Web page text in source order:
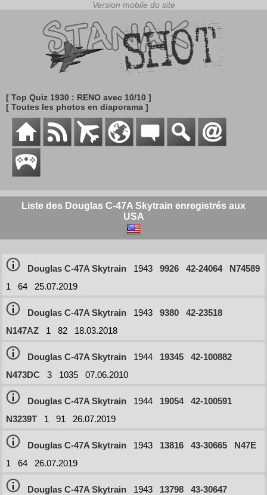
[ Top Quiz 1930 : RENO avec 10/10 ]
[ Toutes les photos en diaporama ]
Liste des Douglas C-47A Skytrain enregistrés aux
USA
Douglas C-47A Skytrain 1943 9926 42-24064
N74589
1
64 25.07.2019
Douglas C-47A Skytrain 1943 9380
42-23518
N147AZ
1 82 18.03.2018
Douglas C-47A Skytrain 1944 19345
42-100882
N473DC
3 1035 07.06.2010
Douglas C-47A Skytrain 1944 19054
42-100591
N3239T
1 91 26.07.2019
Douglas C-47A Skytrain 1943 13816 43-30665
N47E
1
64 26.07.2019
Douglas C-47A Skytrain 1943 13798
43-30647